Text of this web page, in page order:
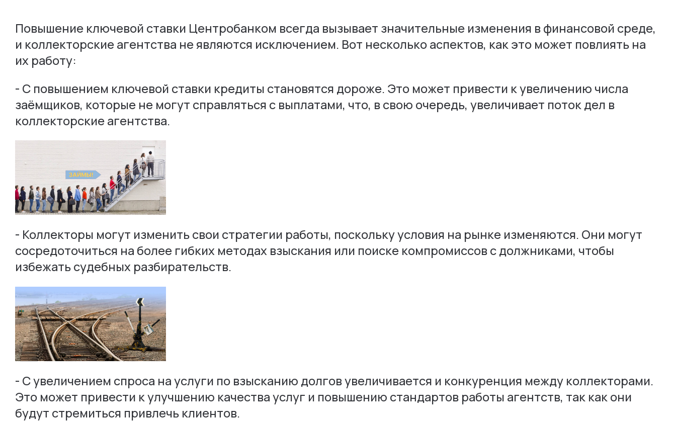
Повышение ключевой ставки Центробанком всегда вызывает значительные изменения в финансовой среде,
и коллекторские агентства не являются исключением. Вот несколько аспектов, как это может повлиять на
их работу:
- С повышением ключевой ставки кредиты становятся дороже. Это может привести к увеличению числа
заёмщиков, которые не могут справляться с выплатами, что, в свою очередь, увеличивает поток дел в
коллекторские агентства.
- Коллекторы могут изменить свои стратегии работы, поскольку условия на рынке изменяются. Они могут
сосредоточиться на более гибких методах взыскания или поиске компромиссов с должниками, чтобы
избежать судебных разбирательств.
- С увеличением спроса на услуги по взысканию долгов увеличивается и конкуренция между коллекторами.
Это может привести к улучшению качества услуг и повышению стандартов работы агентств, так как они
будут стремиться привлечь клиентов.